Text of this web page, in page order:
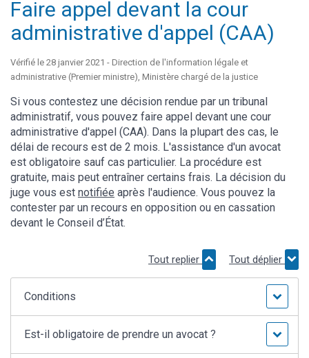
Faire appel devant la cour
administrative d'appel (CAA)
Vérifié le 28 janvier 2021 - Direction de l'information légale et
administrative (Premier ministre), Ministère chargé de la justice
Si vous contestez une décision rendue par un tribunal
administratif, vous pouvez faire appel devant une cour
administrative d'appel (CAA). Dans la plupart des cas, le
délai de recours est de 2 mois. L'assistance d'un avocat
est obligatoire sauf cas particulier. La procédure est
gratuite, mais peut entraîner certains frais. La décision du
juge vous est notifiée après l'audience. Vous pouvez la
contester par un recours en opposition ou en cassation
devant le Conseil d’État.
Tout replier Tout déplier
Conditions
Est-il obligatoire de prendre un avocat ?